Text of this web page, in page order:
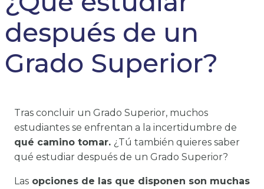
después de un
Grado Superior?
Tras concluir un Grado Superior, muchos
estudiantes se enfrentan a la incertidumbre de
qué camino tomar. ¿Tú también quieres saber
qué estudiar después de un Grado Superior?
Las opciones de las que disponen son muchas